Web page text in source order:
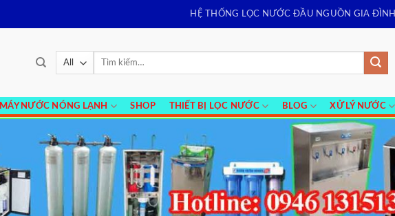
HỆ THỐNG LỌC NƯỚC ĐẦU NGUỒN GIA ĐÌNH
Tìm
MÁY NƯỚC NÓNG LẠNH SHOP THIẾT BỊ LỌC NƯỚC BLOG XỬ LÝ NƯỚC